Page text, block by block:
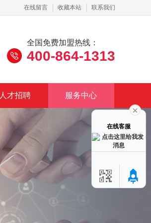
在线留言 收藏本站 联系我们
全国免费加盟热线：
400-864-1313
人才招聘 服务中心
在线客服